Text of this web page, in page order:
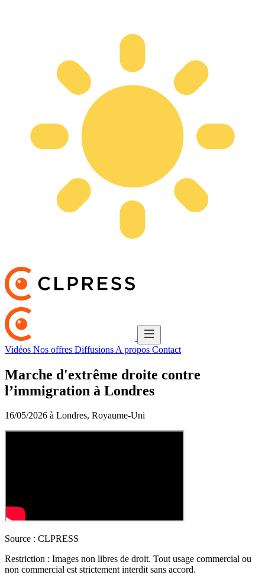
Vidéos Nos offres Diffusions A propos Contact
Marche d'extrême droite contre
l’immigration à Londres
16/05/2026 à Londres, Royaume-Uni
Source : CLPRESS
Restriction : Images non libres de droit. Tout usage commercial ou
non commercial est strictement interdit sans accord.